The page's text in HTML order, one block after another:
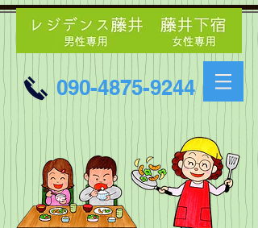
090-4875-9244